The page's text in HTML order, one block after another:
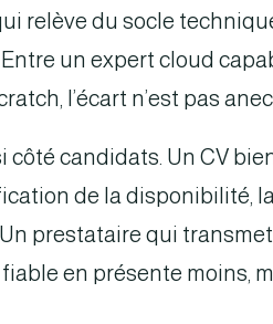
relève du socle
un expert cloud
l’écart n’est pas
candidats. Un CV
de la disponibilité,
prestataire qui
en présente moins,